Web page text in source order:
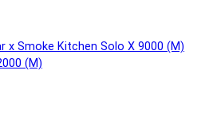
x Smoke Kitchen Solo X 9000 (М)
(М)